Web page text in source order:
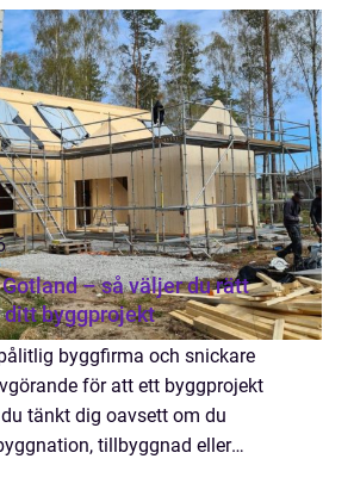
en bostadsgård eller en
– så väljer du rätt
ditt byggprojekt
byggfirma och snickare
för att ett byggprojekt
tänkt dig oavsett om du
tillbyggnad eller